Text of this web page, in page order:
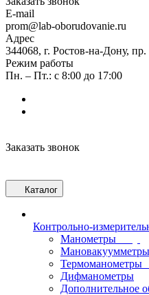
E-mail
prom@lab-oborudovanie.ru
Адрес
344068, г. Ростов-на-Дону,
Режим работы
Пн. – Пт.: с 8:00 до 17:00
Заказать звонок
Каталог
Контрольно-
Манометры
Мановакуумметры
Термоманометры
Дифманометры
Дополнительное